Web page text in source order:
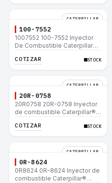
CATERPILLAR
100-7552
1007552 100-7552 Inyector
De Combustible Caterpillar®
12H 140G 950B
COTIZAR STOCK
CATERPILLAR
20R-0758
20R0758 20R-0758 Inyector
de combustible Caterpillar®
657E 631E 988F II
COTIZAR STOCK
CATERPILLAR
0R-8624
0R8624 0R-8624 Inyector de
combustible Caterpillar®